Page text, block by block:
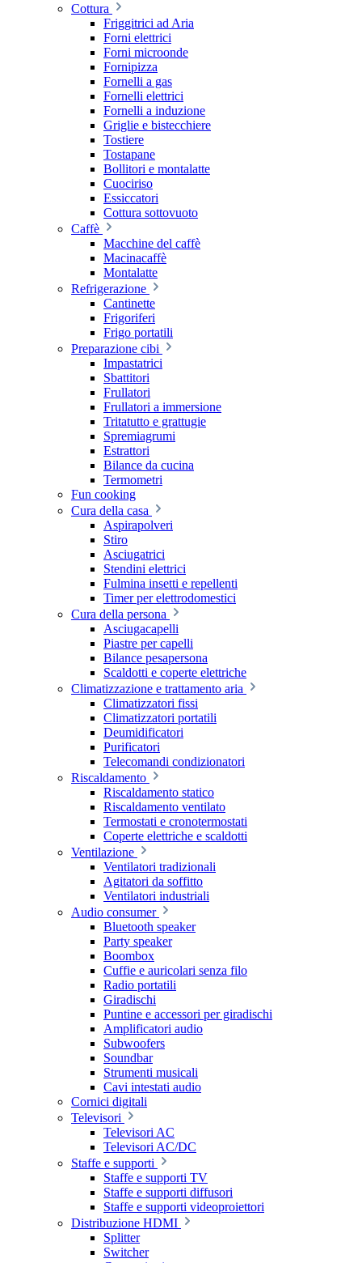
Cottura
Friggitrici ad Aria
Forni elettrici
Forni microonde
Fornipizza
Fornelli a gas
Fornelli elettrici
Fornelli a induzione
Griglie e bistecchiere
Tostiere
Tostapane
Bollitori e montalatte
Cuociriso
Essiccatori
Cottura sottovuoto
Caffè
Macchine del caffè
Macinacaffè
Montalatte
Refrigerazione
Cantinette
Frigoriferi
Frigo portatili
Preparazione cibi
Impastatrici
Sbattitori
Frullatori
Frullatori a immersione
Tritatutto e grattugie
Spremiagrumi
Estrattori
Bilance da cucina
Termometri
Fun cooking
Cura della casa
Aspirapolveri
Stiro
Asciugatrici
Stendini elettrici
Fulmina insetti e repellenti
Timer per elettrodomestici
Cura della persona
Asciugacapelli
Piastre per capelli
Bilance pesapersona
Scaldotti e coperte elettriche
Climatizzazione e trattamento aria
Climatizzatori fissi
Climatizzatori portatili
Deumidificatori
Purificatori
Telecomandi condizionatori
Riscaldamento
Riscaldamento statico
Riscaldamento ventilato
Termostati e cronotermostati
Coperte elettriche e scaldotti
Ventilazione
Ventilatori tradizionali
Agitatori da soffitto
Ventilatori industriali
Audio consumer
Bluetooth speaker
Party speaker
Boombox
Cuffie e auricolari senza filo
Radio portatili
Giradischi
Puntine e accessori per giradischi
Amplificatori audio
Subwoofers
Soundbar
Strumenti musicali
Cavi intestati audio
Cornici digitali
Televisori
Televisori AC
Televisori AC/DC
Staffe e supporti
Staffe e supporti TV
Staffe e supporti diffusori
Staffe e supporti videoproiettori
Distribuzione HDMI
Splitter
Switcher